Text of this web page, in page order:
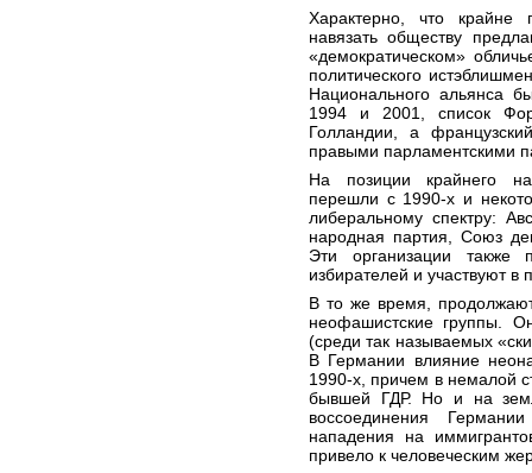
Характерно, что крайне
навязать обществу
«демократическом»
политического
Национального альянса
1994 и 2001, список
Голландии, а
правыми парламентскими
На позиции крайнего
перешли с 1990-х и
либеральному спектру:
народная партия, Союз
Эти организации также
избирателей и участвуют в
В то же время,
неофашистские группы.
(среди так называемых
В Германии влияние
1990-х, причем в немалой
бывшей ГДР. Но и на
воссоединения
нападения на
привело к человеческим